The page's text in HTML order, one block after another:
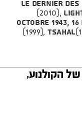
Le dernier
(2010),
octobre 1943,
(1999), Tsahal
של הקולנוע,